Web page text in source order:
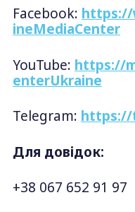
Facebook: https://
ineMediaCenter
YouTube: https://
enterUkraine
Telegram: https://
Для довідок:
+38 067 652 91 97